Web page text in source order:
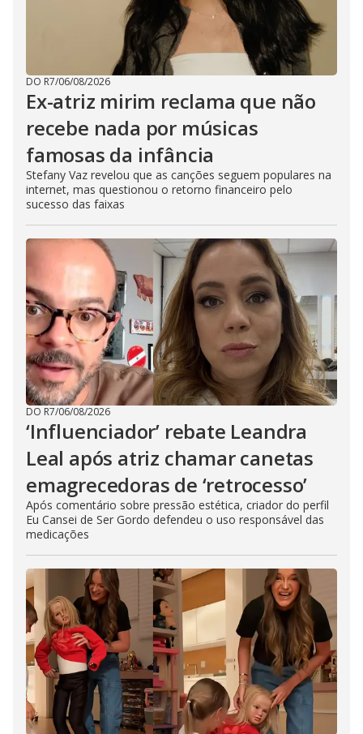
DO R7/06/08/2026
Ex-atriz mirim reclama que não
recebe nada por músicas
famosas da infância
Stefany Vaz revelou que as canções seguem populares na
internet, mas questionou o retorno financeiro pelo
sucesso das faixas
DO R7/06/08/2026
‘Influenciador’ rebate Leandra
Leal após atriz chamar canetas
emagrecedoras de ‘retrocesso’
Após comentário sobre pressão estética, criador do perfil
Eu Cansei de Ser Gordo defendeu o uso responsável das
medicações